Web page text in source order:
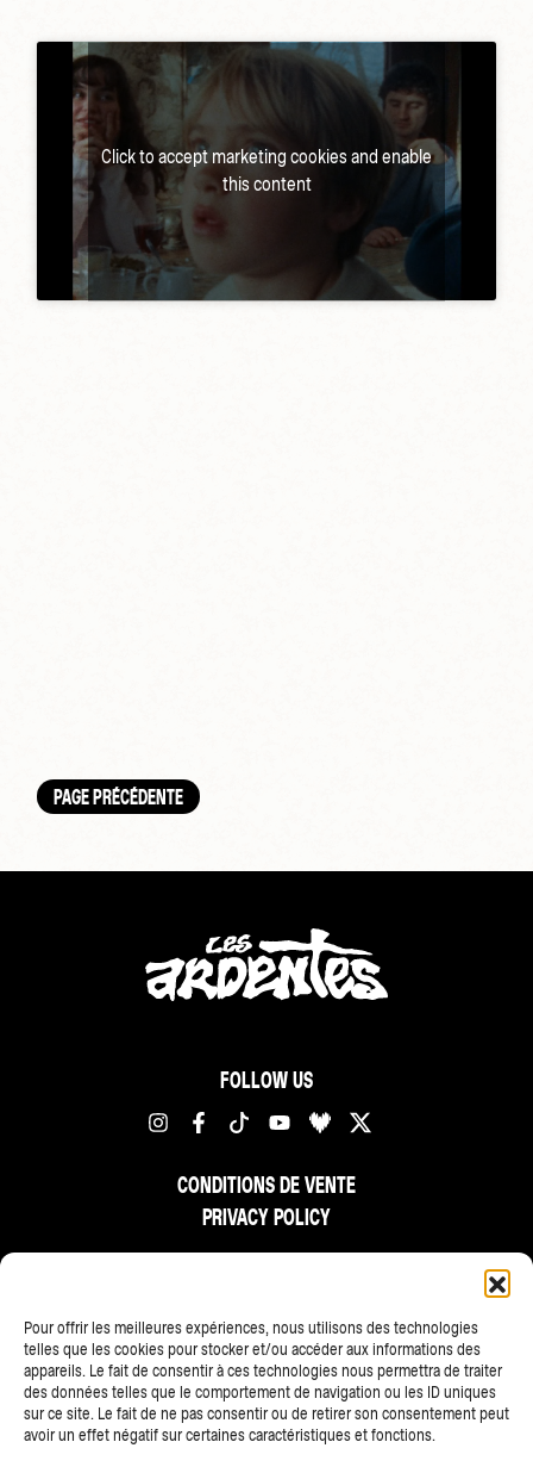
Pour offrir les meilleures expériences, nous utilisons des technologies
telles que les cookies pour stocker et/ou accéder aux informations des
appareils. Le fait de consentir à ces technologies nous permettra de traiter
des données telles que le comportement de navigation ou les ID uniques
sur ce site. Le fait de ne pas consentir ou de retirer son consentement peut
avoir un effet négatif sur certaines caractéristiques et fonctions.
Click to accept marketing cookies and enable
this content
PAGE PRÉCÉDENTE
FOLLOW US
CONDITIONS DE VENTE
PRIVACY POLICY